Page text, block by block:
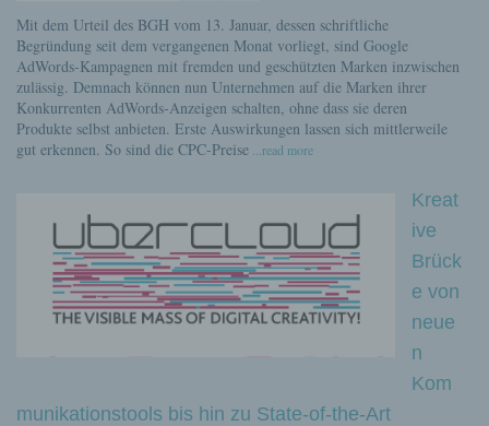
Mit dem Urteil des BGH vom 13. Januar, dessen schriftliche
Begründung seit dem vergangenen Monat vorliegt, sind Google
AdWords-Kampagnen mit fremden und geschützten Marken inzwischen
zulässig. Demnach können nun Unternehmen auf die Marken ihrer
Konkurrenten AdWords-Anzeigen schalten, ohne dass sie deren
Produkte selbst anbieten. Erste Auswirkungen lassen sich mittlerweile
gut erkennen. So sind die CPC-Preise ...read more
Kreat
ive
Brück
e von
neue
n
Kom
munikationstools bis hin zu State-of-the-Art